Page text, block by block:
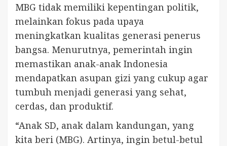
MBG tidak memiliki kepentingan politik,
melainkan fokus pada upaya
meningkatkan kualitas generasi penerus
bangsa. Menurutnya, pemerintah ingin
memastikan anak-anak Indonesia
mendapatkan asupan gizi yang cukup agar
tumbuh menjadi generasi yang sehat,
cerdas, dan produktif.
“Anak SD, anak dalam kandungan, yang
kita beri (MBG). Artinya, ingin betul-betul